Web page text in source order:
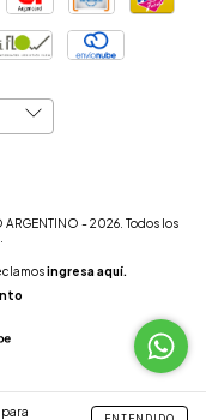
para
ARGENTINO - 2026. Todos los
ingresa aquí.